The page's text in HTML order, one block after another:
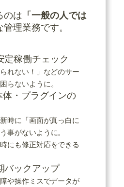
のは 「一般の人では
管理業務です。
定稼働チェック
られない！」などのサー
らないように。
体・プラグインの
時に「画面が真っ白に
事がないように。
にも修正対応をできる
バックアップ
や操作ミスでデータが